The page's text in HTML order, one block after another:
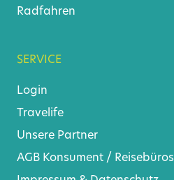
Radfahren
SERVICE
Login
Travelife
Unsere Partner
AGB Konsument / Reisebüros